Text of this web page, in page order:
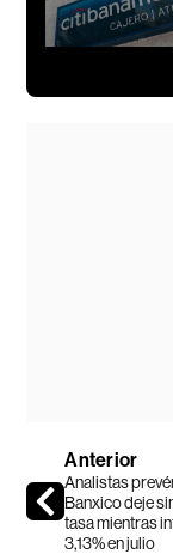
Anterior
Analistas
Banxico deje
tasa mientras
3,13% en julio